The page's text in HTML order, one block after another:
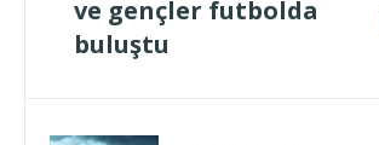
ve gençler futbolda
buluştu